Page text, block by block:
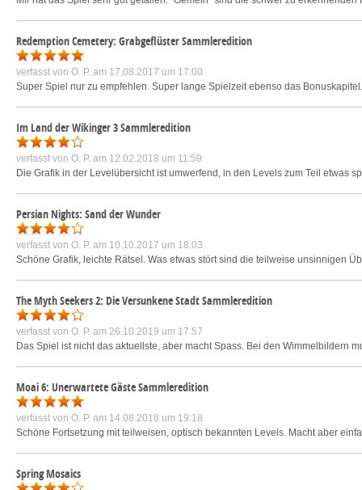
Redemption Cemetery: Grabgeflüster Sammleredition
verfasst von O. P. am 17.08.2017 um 17:00
Super Spiel nur zu empfehlen. Super lange Spielzeit ebenso das
Im Land der Wikinger 3 Sammleredition
verfasst von O. P. am 12.02.2018 um 11:59
Die Grafik in der Levelübersicht ist umwerfend, in den Levels zum Teil etwas
Persian Nights: Sand der Wunder
verfasst von O. P. am 10.10.2017 um 18:03
Schöne Grafik, leichte Rätsel. Was etwas stört sind die teilweise unsinnigen
The Myth Seekers 2: Die Versunkene Stadt Sammleredition
verfasst von O. P. am 26.10.2019 um 17:57
Das Spiel ist nicht das aktuellste, aber macht Spass. Bei den Wimmelbildern
Moai 6: Unerwartete Gäste Sammleredition
verfasst von O. P. am 14.08.2018 um 19:18
Schöne Fortsetzung mit teilweisen, optisch bekannten Levels. Macht aber
Spring Mosaics